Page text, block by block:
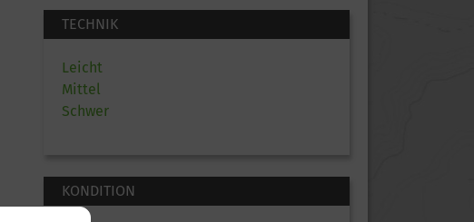
TECHNIK
Leicht
Mittel
Schwer
KONDITION